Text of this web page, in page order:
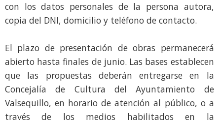
con los datos personales de la persona autora,
copia del DNI, domicilio y teléfono de contacto.
El plazo de presentación de obras permanecerá
abierto hasta finales de junio. Las bases establecen
que las propuestas deberán entregarse en la
Concejalía de Cultura del Ayuntamiento de
Valsequillo, en horario de atención al público, o a
través de los medios habilitados en la